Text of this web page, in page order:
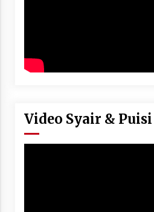
Video Syair & Puisi